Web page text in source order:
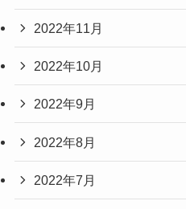
2022年11月
2022年10月
2022年9月
2022年8月
2022年7月